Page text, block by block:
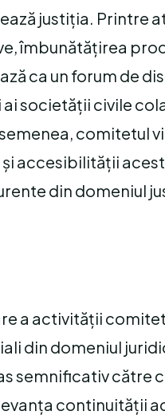
justiția. Printre
îmbunătățirea
ca un forum de
societății civile
comitetul
accesibilității
din domeniul
a activității
din domeniul
semnificativ către
continuității